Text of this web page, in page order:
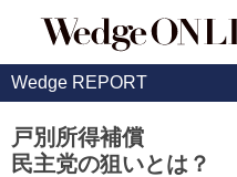
Wedge REPORT
戸別所得補償
民主党の狙いとは？